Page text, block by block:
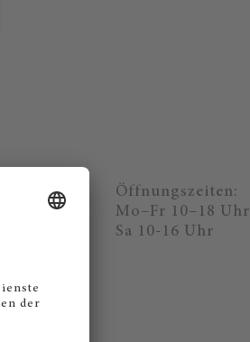
Öffnungszeiten:
Mo–Fr 10–18 Uhr
Sa 10-16 Uhr